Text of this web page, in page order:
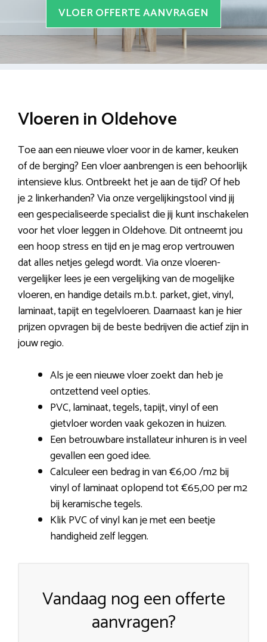
VLOER OFFERTE AANVRAGEN
Vloeren in Oldehove
Toe aan een nieuwe vloer voor in de kamer, keuken
of de berging? Een vloer aanbrengen is een behoorlijk
intensieve klus. Ontbreekt het je aan de tijd? Of heb
je 2 linkerhanden? Via onze vergelijkingstool vind jij
een gespecialiseerde specialist die jij kunt inschakelen
voor het vloer leggen in Oldehove. Dit ontneemt jou
een hoop stress en tijd en je mag erop vertrouwen
dat alles netjes gelegd wordt. Via onze vloeren-
vergelijker lees je een vergelijking van de mogelijke
vloeren, en handige details m.b.t. parket, giet, vinyl,
laminaat, tapijt en tegelvloeren. Daarnaast kan je hier
prijzen opvragen bij de beste bedrijven die actief zijn in
jouw regio.
Als je een nieuwe vloer zoekt dan heb je
ontzettend veel opties.
PVC, laminaat, tegels, tapijt, vinyl of een
gietvloer worden vaak gekozen in huizen.
Een betrouwbare installateur inhuren is in veel
gevallen een goed idee.
Calculeer een bedrag in van €6,00 /m2 bij
vinyl of laminaat oplopend tot €65,00 per m2
bij keramische tegels.
Klik PVC of vinyl kan je met een beetje
handigheid zelf leggen.
Vandaag nog een offerte
aanvragen?